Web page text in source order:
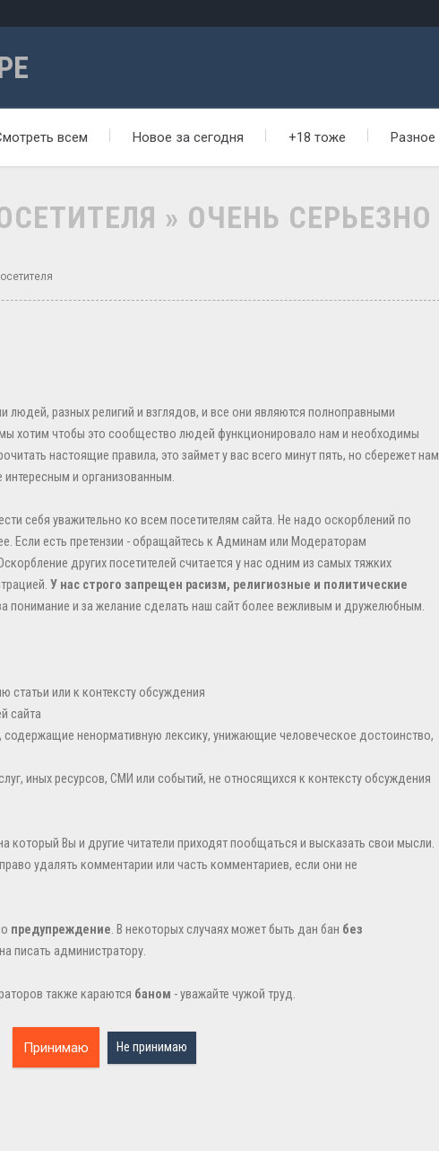
всем Новое за сегодня +18 тоже Разное
» ОЧЕНЬ СЕРЬЕЗНО
людей, разных религий и взглядов, и все они являются полноправными
хотим чтобы это сообщество людей функционировало нам и необходимы
настоящие правила, это займет у вас всего минут пять, но сбережет нам
и организованным.
себя уважительно ко всем посетителям сайта. Не надо оскорблений по
Если есть претензии - обращайтесь к Админам или Модераторам
других посетителей считается у нас одним из самых тяжких
У нас строго запрещен расизм, религиозные и политические
понимание и за желание сделать наш сайт более вежливым и дружелюбным.
или к контексту обсуждения
сайта
ненормативную лексику, унижающие человеческое достоинство,
иных ресурсов, СМИ или событий, не относящихся к контексту обсуждения
который Вы и другие читатели приходят пообщаться и высказать свои мысли.
удалять комментарии или часть комментариев, если они не
предупреждение. В некоторых случаях может быть дан бан без
писать администратору.
также караются баном - уважайте чужой труд.